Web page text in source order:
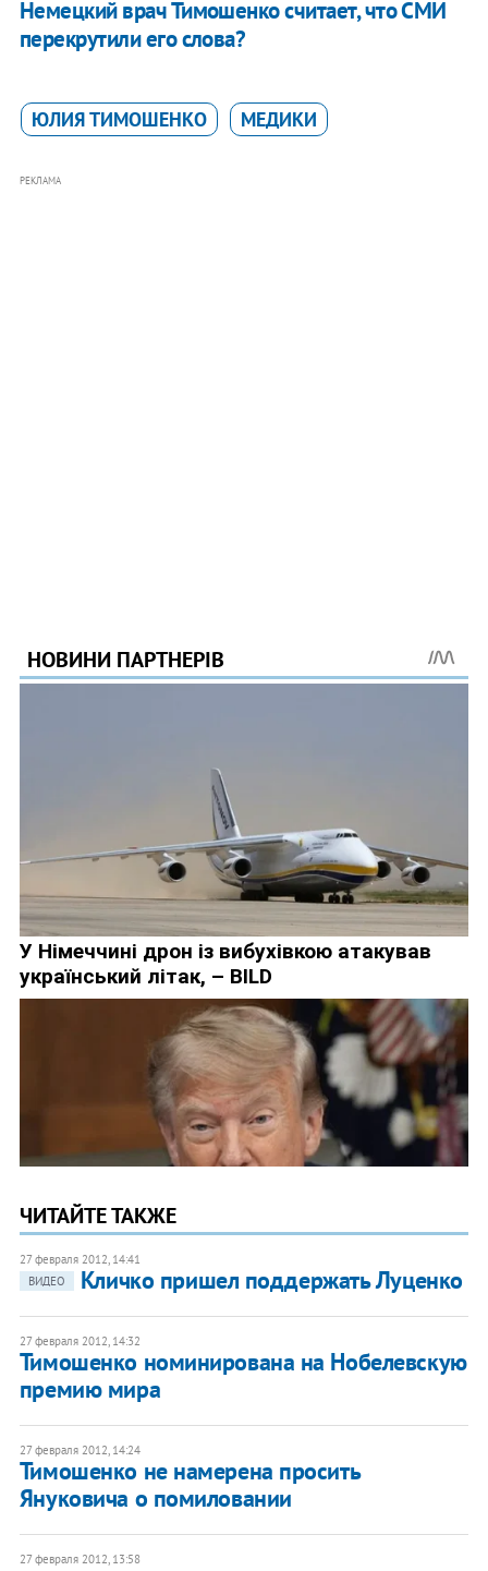
Немецкий врач Тимошенко считает, что СМИ
перекрутили его слова?
ЮЛИЯ ТИМОШЕНКО МЕДИКИ
РЕКЛАМА
ЧИТАЙТЕ ТАКЖЕ
27 февраля 2012, 14:41
ВИДЕО
Кличко пришел поддержать Луценко
27 февраля 2012, 14:32
Тимошенко номинирована на Нобелевскую
премию мира
27 февраля 2012, 14:24
​Тимошенко не намерена просить
Януковича о помиловании
27 февраля 2012, 13:58